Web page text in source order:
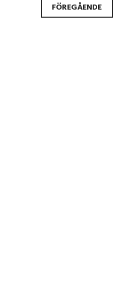
FÖREGÅENDE